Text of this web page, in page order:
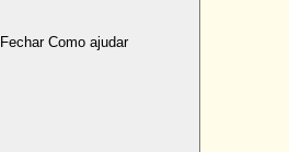
Fechar Como ajudar